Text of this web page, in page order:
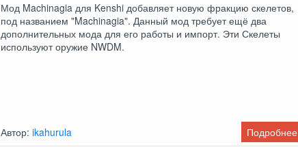
Мод Machinagia для Kenshi добавляет новую фракцию скелетов,
под названием "Machinagia". Данный мод требует ещё два
дополнительных мода для его работы и импорт. Эти Скелеты
используют оружие NWDM.
Автор:ikahurula Подробнее